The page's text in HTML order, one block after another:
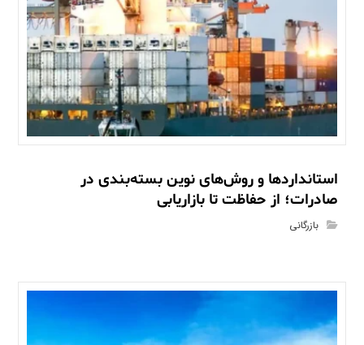
استانداردها و روش‌های نوین بسته‌بندی در
صادرات؛ از حفاظت تا بازاریابی
بازرگانی